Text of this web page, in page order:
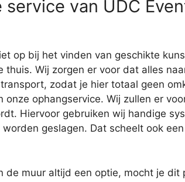
van UDC
op bij het vinden van geschikte
thuis. Wij zorgen er voor dat alles
zodat je hier totaal geen
onze ophangservice. Wij zullen er
Hiervoor gebruiken wij handige
geslagen. Dat scheelt ook
de muur altijd een optie, mocht je dit